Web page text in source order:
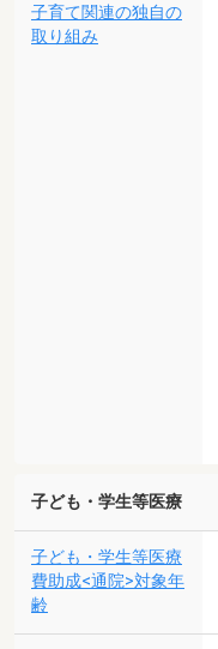
子育て関連の独自の
取り組み
子ども・学生等医療
子ども・学生等医療
費助成<通院>対象年
齢